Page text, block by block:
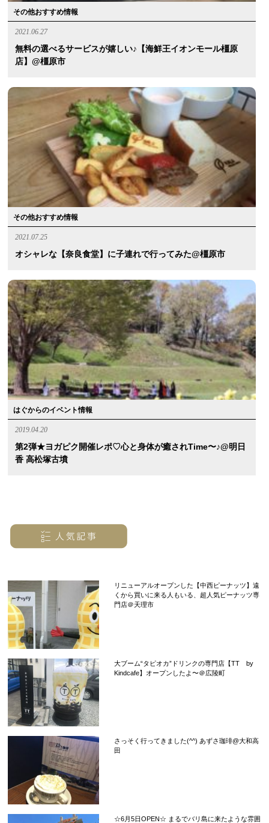
その他おすすめ情報
2021.06.27
無料の選べるサービスが嬉しい♪【海鮮王イオンモール橿原
店】@橿原市
その他おすすめ情報
2021.07.25
オシャレな【奈良食堂】に子連れで行ってみた@橿原市
はぐからのイベント情報
2019.04.20
第2弾★ヨガピク開催レポ♡心と身体が癒されtime〜♪@明日
香 高松塚古墳
リニューアルオープンした【中西ピーナッツ】遠
くから買いに来る人もいる、超人気ピーナッツ専
門店＠天理市
大ブーム“タピオカ”ドリンクの専門店【TT by
Kindcafe】オープンしたよ〜＠広陵町
さっそく行ってきました(^^) あずさ珈琲@大和高
田
☆6月5日OPEN☆ まるでバリ島に来たような雰囲